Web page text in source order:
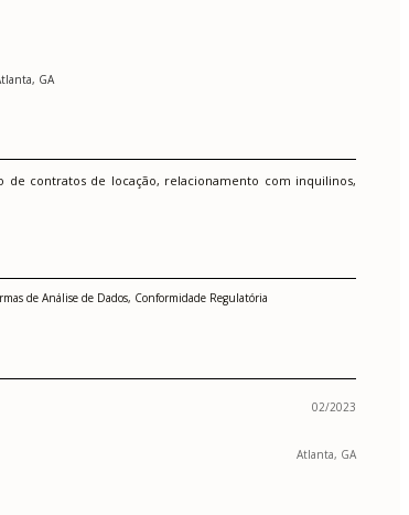
GA
contratos de locação, relacionamento com inquilinos,
de Análise de Dados, Conformidade Regulatória
02/2023
Atlanta, GA